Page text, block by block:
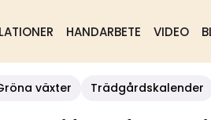
HANDARBETE VIDEO
växter Trädgårdskalender